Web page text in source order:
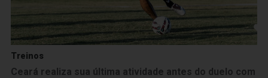
Treinos
Ceará realiza sua última atividade antes do duelo com